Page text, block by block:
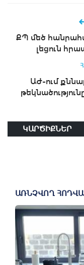
ՔՊ մեծ
լեցուն
ԱԺ-ում
ԿԱՐԾԻՔՆԵՐ
ԱՌՆՉՎՈՂ